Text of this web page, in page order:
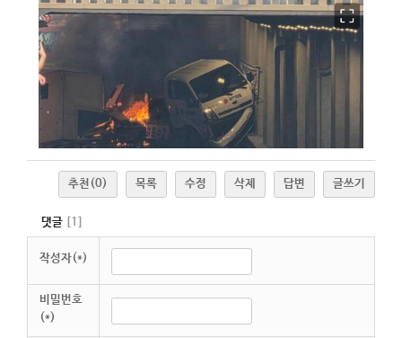
추천 (0) 목록 수정 삭제 답변 글쓰기
댓글 [1 ]
작성자(*)
비밀번호
(*)